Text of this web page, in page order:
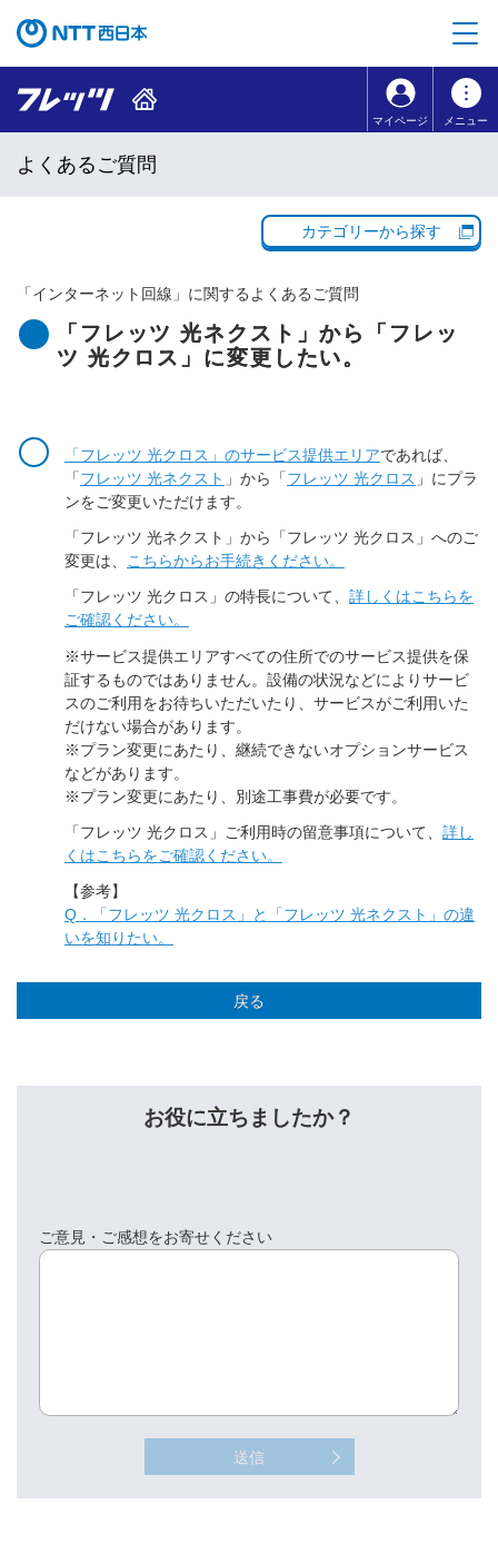
コンテンツのリンクナビゲーションへ移動
マイページ メニュー
よくあるご質問
カテゴリーから探す
「インターネット回線 」に関するよくあるご質問
「フレッツ 光ネクスト」から「フレッ
ツ 光クロス」に変更したい。
「フレッツ 光クロス」のサービス提供エリアであれば、
「フレッツ 光ネクスト 」から「フレッツ 光クロス 」にプラ
ンをご変更いただけます。
「フレッツ 光ネクスト」から「フレッツ 光クロス」へのご
変更は、 こちらからお手続きください。
「フレッツ 光クロス」の特長について、 詳しくはこちらを
ご確認ください。
※サービス提供エリアすべての住所でのサービス提供を保
証するものではありません。設備の状況などによりサービ
スのご利用をお待ちいただいたり、サービスがご利用いた
だけない場合があります。
※プラン変更にあたり、継続できないオプションサービス
などがあります。
※プラン変更にあたり、別途工事費が必要です。
「フレッツ 光クロス」ご利用時の留意事項について、 詳し
くはこちらをご確認ください。
【参考】
Q．「フレッツ 光クロス」と「フレッツ 光ネクスト」の違
いを知りたい。
戻る
お役に立ちましたか？
ご意見・ご感想をお寄せください
送信